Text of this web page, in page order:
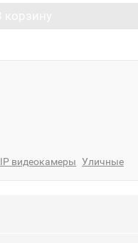
IP видеокамеры Уличные